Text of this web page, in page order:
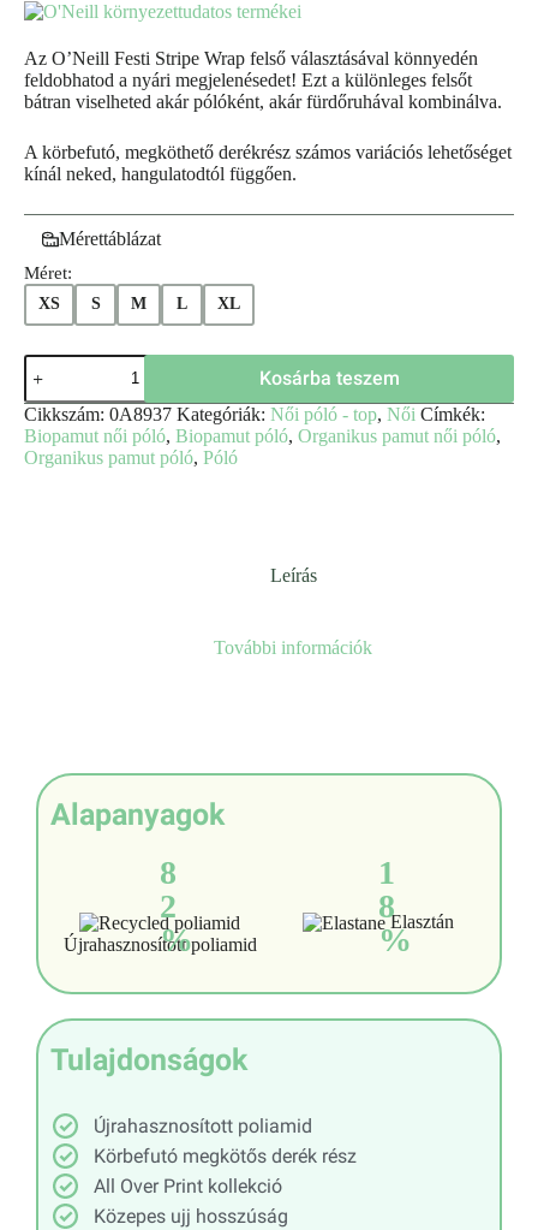
Az O’Neill Festi Stripe Wrap felső választásával könnyedén
feldobhatod a nyári megjelenésedet! Ezt a különleges felsőt
bátran viselheted akár pólóként, akár fürdőruhával kombinálva.
A körbefutó, megköthető derékrész számos variációs lehetőséget
kínál neked, hangulatodtól függően.
Mérettáblázat
Méret:
XS S M L XL
Kosárba teszem
Cikkszám: 0A8937 Kategóriák: Női póló - top, Női Címkék:
Biopamut női póló, Biopamut póló, Organikus pamut női póló,
Organikus pamut póló, Póló
Leírás
További információk
Alapanyagok
8
2
%
Újrahasznosított poliamid
1
8
%
Elasztán
Tulajdonságok
Újrahasznosított poliamid
Körbefutó megkötős derék rész
All Over Print kollekció
Közepes ujj hosszúság